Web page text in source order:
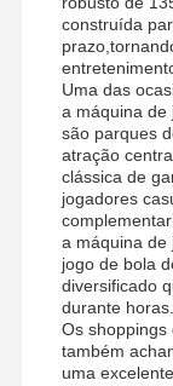
Cinema de VR
carro
Simulador de
construída
Uma das
a máquina de
são parques
atração
clássica de
jogadores
a máquina de
jogo de bola
diversificado
durante horas.
Os shoppings
também
uma